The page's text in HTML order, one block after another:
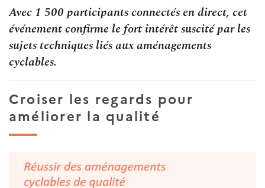
Avec 1 500 participants connectés en direct, cet
événement confirme le fort intérêt suscité par les
sujets techniques liés aux aménagements
cyclables.
Croiser les regards pour
améliorer la qualité